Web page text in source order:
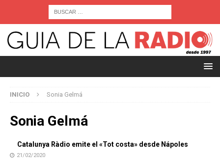
INICIO Sonia Gelmá
Sonia Gelmá
Catalunya Ràdio emite el «Tot costa» desde Nápoles
21/02/2020